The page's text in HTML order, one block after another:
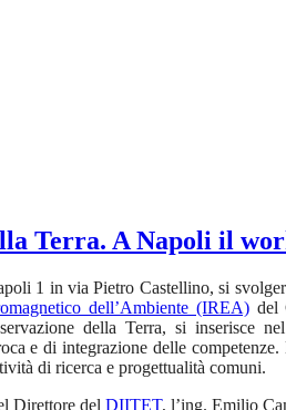
Terra. A Napoli il
1 in via Pietro Castellino, si
dell’Ambiente (IREA)del
della Terra, si inserisce
e di integrazione delle
di ricerca e progettualità comuni.
Direttore del DIITET, l’ing. Emilio